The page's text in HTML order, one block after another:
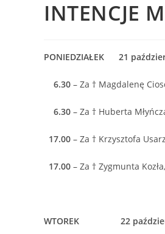
INTENCJE
PONIEDZIAŁEK 21
6.30 – Za † Magdalenę
6.30 – Za † Huberta
17.00 – Za † Krzysztofa
17.00 – Za † Zygmunta
WTOREK 22